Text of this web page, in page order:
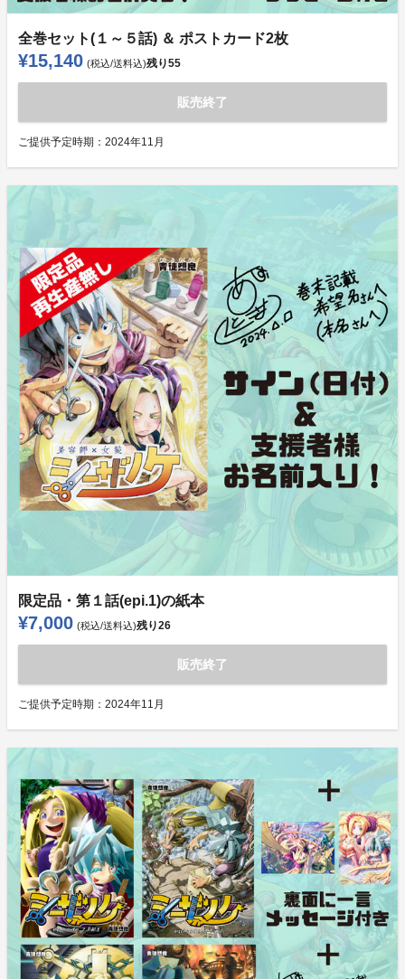
全巻セット(１～５話) ＆ ポストカード2枚
¥15,140 (税込/送料込)残り55
販売終了
ご提供予定時期： 2024年11月
限定品・第１話(epi.1)の紙本
¥7,000 (税込/送料込)残り26
販売終了
ご提供予定時期： 2024年11月